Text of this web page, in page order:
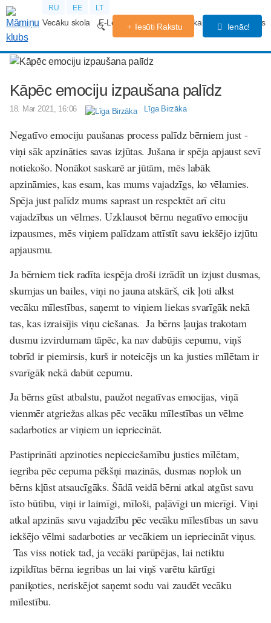
RU EE LT
Vecāku skola E-Lekcijas Grūtniecības kalendārs Forums
Iesūti Rakstu Ienāc!
Kāpēc emociju izpaušana palīdz
18. Mar 2021, 16:06 Līga Birzāka
Negatīvo emociju paušanas process palīdz bērniem just -
viņi sāk apzināties savas izjūtas. Jušana ir spēja apjaust sevī
notiekošo. Nonākot saskarē ar jūtām, mēs labāk
apzināmies, kas esam, kas mums vajadzīgs, ko vēlamies.
Spēja just palīdz mums saprast un respektēt arī citu
vajadzības un vēlmes. Uzklausot bērnu negatīvo emociju
izpausmes, mēs viņiem palīdzam attīstīt savu iekšējo izjūtu
apjausmu.
Ja bērniem tiek radīta iespēja droši izrādīt un izjust dusmas,
skumjas un bailes, viņi no jauna atskārš, cik ļoti alkst
vecāku mīlestības, saņemt to viņiem liekas svarīgāk nekā
tas, kas izraisījis viņu ciešanas. Ja bērns ļaujas trakotam
dusmu izvirdumam tāpēc, ka nav dabūjis cepumu, viņš
tobrīd ir piemirsis, kurš ir noteicējs un ka justies mīlētam ir
svarīgāk nekā dabūt cepumu.
Ja bērns gūst atbalstu, paužot negatīvas emocijas, viņā
vienmēr atgriežas alkas pēc vecāku mīlestības un vēlme
sadarboties ar viņiem un iepriecināt.
Pastiprināti apzinoties nepieciešamību justies mīlētam,
iegriba pēc cepuma pēkšņi mazinās, dusmas noplok un
bērns kļūst atsaucīgāks. Šādā veidā bērni atkal atgūst savu
īsto būtību, viņi ir laimīgi, mīloši, paļāvīgi un mierīgi. Viņi
atkal apzinās savu vajadzību pēc vecāku mīlestības un savu
iekšējo vēlmi sadarboties ar vecākiem un iepriecināt viņus.
Tas viss notiek tad, ja vecāki parūpējas, lai netiktu
izpildītas bērna iegribas un lai viņš varētu kārtīgi
paniķoties, neriskējot saņemt sodu vai zaudēt vecāku
mīlestību.